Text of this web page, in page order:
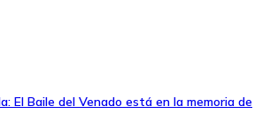
El Baile del Venado está en la memoria de